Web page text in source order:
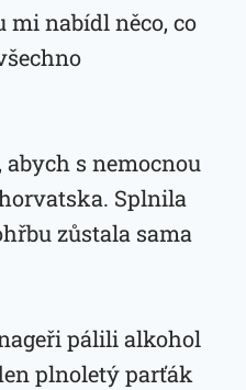
mi nabídl něco, co
s nemocnou
Splnila
zůstala sama
pálili alkohol
plnoletý parťák